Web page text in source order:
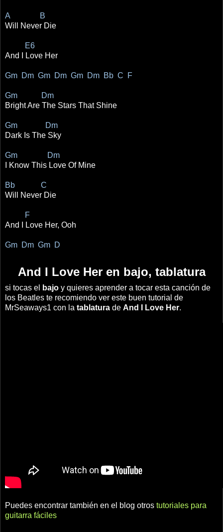
A B
Will Never Die
E6
And I Love Her
Gm Dm Gm Dm Gm Dm Bb C F
Gm Dm
Bright Are The Stars That Shine
Gm Dm
Dark Is The Sky
Gm Dm
I Know This Love Of Mine
Bb C
Will Never Die
F
And I Love Her, Ooh
Gm Dm Gm D
And I Love Her en bajo, tablatura
si tocas el bajo y quieres aprender a tocar esta canción de
los Beatles te recomiendo ver este buen tutorial de
MrSeaways1 con la tablatura de And I Love Her.
Puedes encontrar también en el blog otros tutoriales para
guitarra fáciles